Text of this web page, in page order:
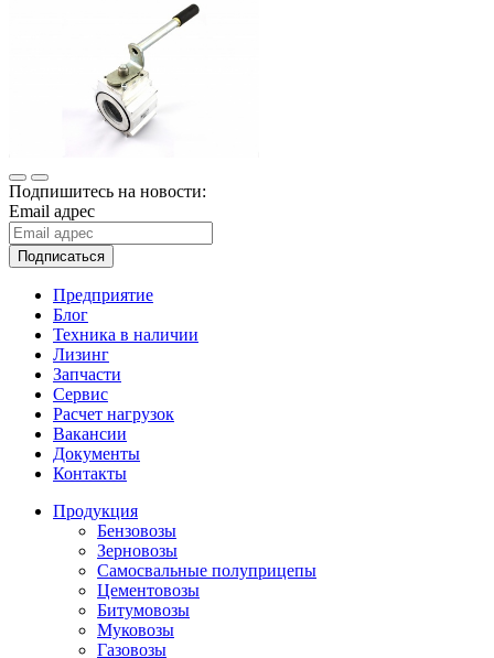
Подпишитесь на новости:
Email адрес
Подписаться
Предприятие
Блог
Техника в наличии
Лизинг
Запчасти
Сервис
Расчет нагрузок
Вакансии
Документы
Контакты
Продукция
Бензовозы
Зерновозы
Самосвальные полуприцепы
Цементовозы
Битумовозы
Муковозы
Газовозы